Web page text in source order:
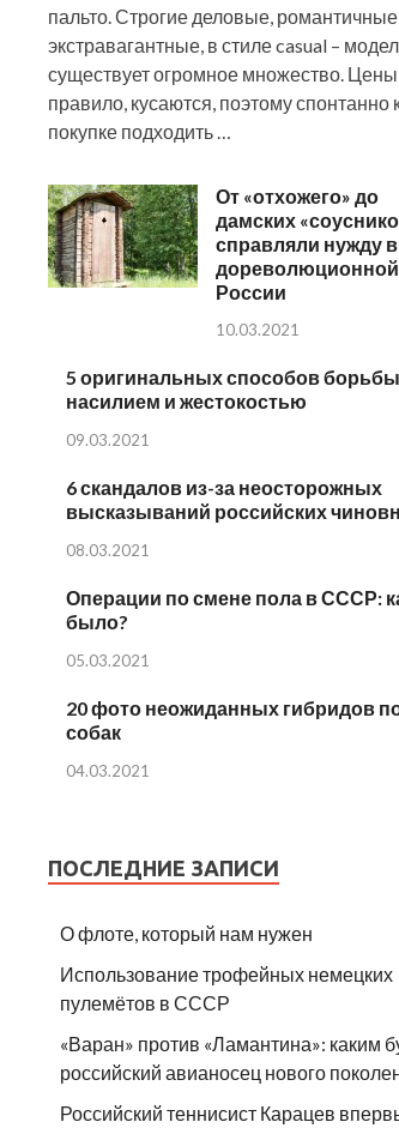
пальто. Строгие деловые, романтичные,
экстравагантные, в стиле casual –
существует огромное множество.
правило, кусаются, поэтому спонтанно
покупке подходить …
От «отхожего» до
дамских
справляли нужду в
дореволюционной
России
10.03.2021
5 оригинальных способов
насилием и жестокостью
09.03.2021
6 скандалов из-за неосторожных
высказываний российских
08.03.2021
Операции по смене пола в СССР:
было?
05.03.2021
20 фото неожиданных гибридов
собак
04.03.2021
ПОСЛЕДНИЕ ЗАПИСИ
О флоте, который нам нужен
Использование трофейных немецких
пулемётов в СССР
«Варан» против «Ламантина»: каким
российский авианосец нового
Российский теннисист Карацев